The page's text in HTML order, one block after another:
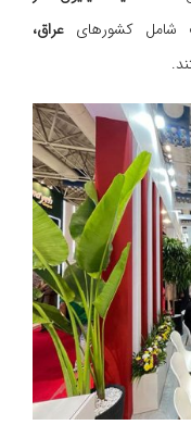
شامل کشورهایعراق،